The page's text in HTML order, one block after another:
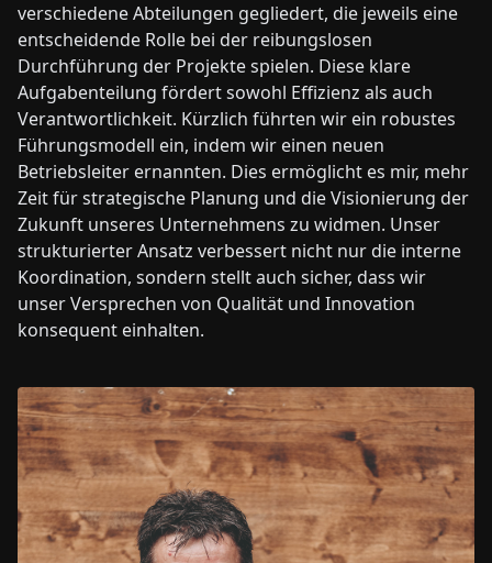
verschiedene Abteilungen gegliedert, die jeweils eine
entscheidende Rolle bei der reibungslosen
Durchführung der Projekte spielen. Diese klare
Aufgabenteilung fördert sowohl Effizienz als auch
Verantwortlichkeit. Kürzlich führten wir ein robustes
Führungsmodell ein, indem wir einen neuen
Betriebsleiter ernannten. Dies ermöglicht es mir, mehr
Zeit für strategische Planung und die Visionierung der
Zukunft unseres Unternehmens zu widmen. Unser
strukturierter Ansatz verbessert nicht nur die interne
Koordination, sondern stellt auch sicher, dass wir
unser Versprechen von Qualität und Innovation
konsequent einhalten.